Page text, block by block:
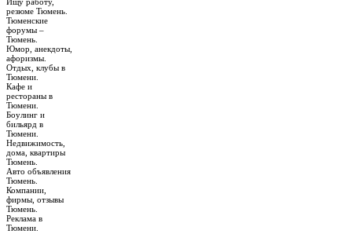
резюме Тюмень.
Тюменские
форумы –
Тюмень.
Юмор, анекдоты,
афоризмы.
Отдых, клубы в
Тюмени.
Кафе и
рестораны в
Тюмени.
Боулинг и
бильярд в
Тюмени.
Недвижимость,
дома, квартиры
Тюмень.
Авто объявления
Тюмень.
Компании,
фирмы, отзывы
Тюмень.
Реклама в
Тюмени.